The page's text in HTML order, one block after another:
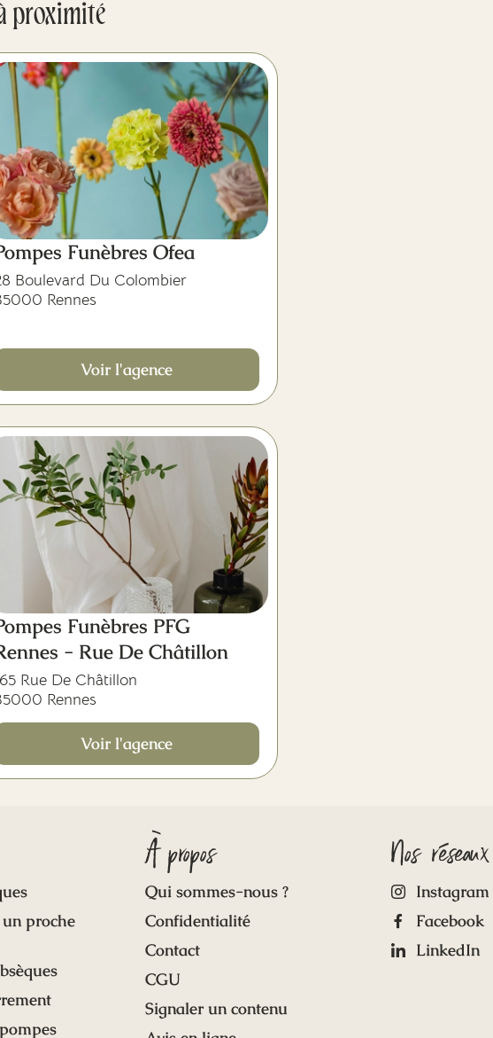
proximité
Funèbres Ofea
Boulevard Du Colombier
Rennes
Voir l'agence
Funèbres PFG
- Rue De Châtillon
Rue De Châtillon
Rennes
Voir l'agence
proche
À propos
Qui sommes-nous ?
Confidentialité
Contact
CGU
Signaler un contenu
Nos réseaux
Instagram
Facebook
LinkedIn